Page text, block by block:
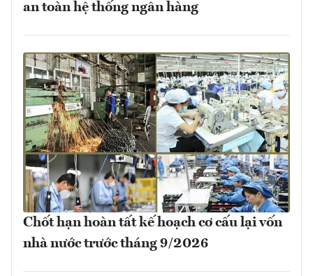
an toàn hệ thống ngân hàng
Chốt hạn hoàn tất kế hoạch cơ cấu lại vốn
nhà nước trước tháng 9/2026